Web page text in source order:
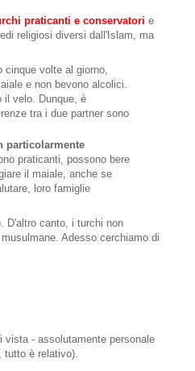
praticanti e conservatori e
religiosi diversi dall'Islam, ma
volte al giorno,
e non bevono alcolici.
il velo. Dunque, è
tra i due partner sono
particolarmente
praticanti, possono bere
il maiale, anche se
loro famiglie
D'altro canto, i turchi non
Adesso cerchiamo di
vista - assolutamente personale
è relativo).